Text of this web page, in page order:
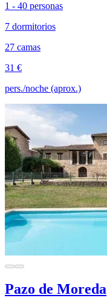
1 - 40 personas
7 dormitorios
27 camas
31 €
pers./noche (aprox.)
Pazo de Moreda